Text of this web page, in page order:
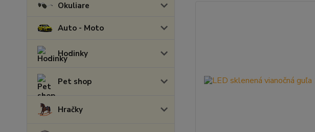
Okuliare
Auto - Moto
Hodinky
Pet shop
Hračky